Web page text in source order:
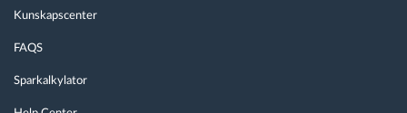
Kunskapscenter
FAQS
Sparkalkylator